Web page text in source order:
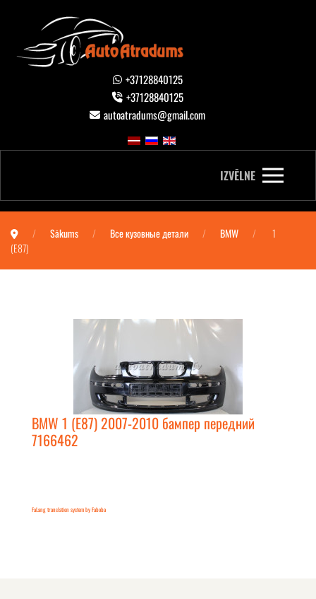
+37128840125
+37128840125
autoatradums@gmail.com
IZVĒLNE
Sākums Все кузовные детали BMW
1
(E87)
BMW 1 (E87) 2007-2010 бампер передний
7166462
FaLang translation system by Faboba